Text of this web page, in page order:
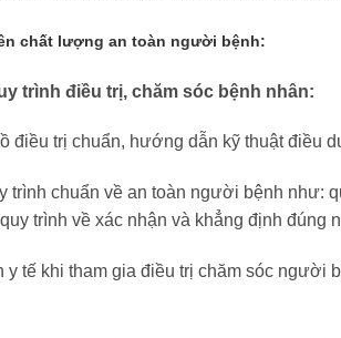
chất lượng an toàn người bệnh:
trình điều trị, chăm sóc bệnh nhân:
điều trị chuẩn, hướng dẫn kỹ thuật điều
trình chuẩn về an toàn người bệnh như:
trình về xác nhận và khẳng định
tế khi tham gia điều trị chăm sóc người